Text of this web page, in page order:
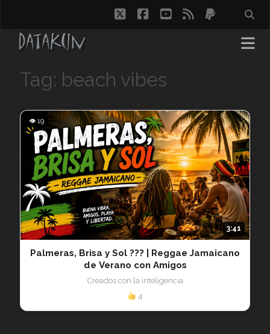
twitterfacebook
youtube
rss paypal
Tag: beach vibes
3:41
👁 19
Palmeras, Brisa y Sol ??? | Reggae Jamaicano
de Verano con Amigos
Creados con la inteligencia
4